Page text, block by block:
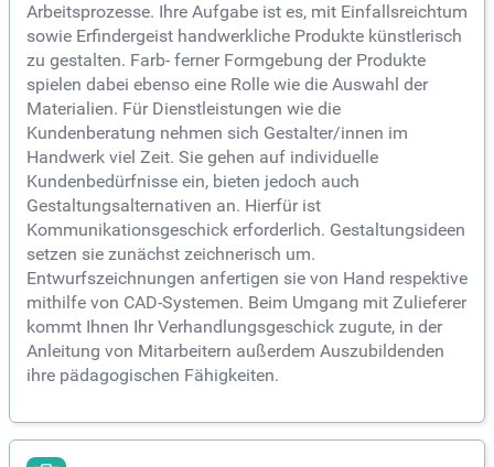
Arbeitsprozesse. Ihre Aufgabe ist es, mit Einfallsreichtum
sowie Erfindergeist handwerkliche Produkte künstlerisch
zu gestalten. Farb- ferner Formgebung der Produkte
spielen dabei ebenso eine Rolle wie die Auswahl der
Materialien. Für Dienstleistungen wie die
Kundenberatung nehmen sich Gestalter/innen im
Handwerk viel Zeit. Sie gehen auf individuelle
Kundenbedürfnisse ein, bieten jedoch auch
Gestaltungsalternativen an. Hierfür ist
Kommunikationsgeschick erforderlich. Gestaltungsideen
setzen sie zunächst zeichnerisch um.
Entwurfszeichnungen anfertigen sie von Hand respektive
mithilfe von CAD-Systemen. Beim Umgang mit Zulieferer
kommt Ihnen Ihr Verhandlungsgeschick zugute, in der
Anleitung von Mitarbeitern außerdem Auszubildenden
ihre pädagogischen Fähigkeiten.